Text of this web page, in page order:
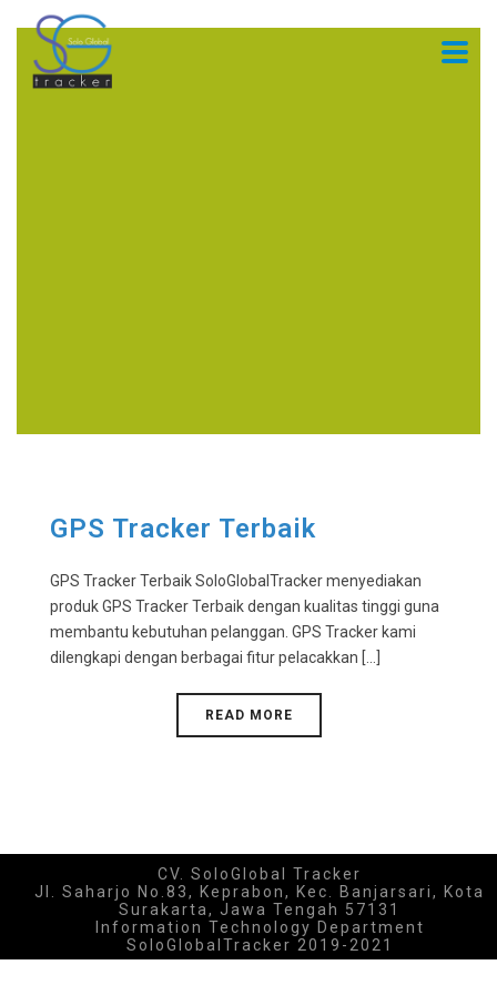
GPS Tracker Terbaik
GPS Tracker Terbaik SoloGlobalTracker menyediakan
produk GPS Tracker Terbaik dengan kualitas tinggi guna
membantu kebutuhan pelanggan. GPS Tracker kami
dilengkapi dengan berbagai fitur pelacakkan [...]
READ MORE
CV. SoloGlobal Tracker
Jl. Saharjo No.83, Keprabon, Kec. Banjarsari, Kota
Surakarta, Jawa Tengah 57131
Information Technology Department
SoloGlobalTracker 2019-2021